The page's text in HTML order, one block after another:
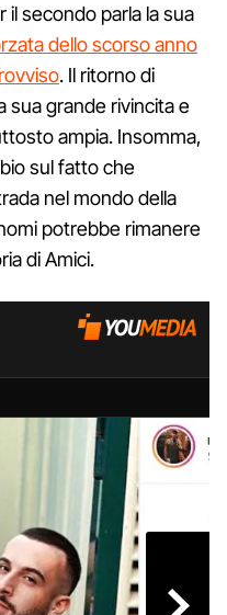
il secondo parla la sua
dello scorso anno
. Il ritorno di
sua grande rivincita e
ampia. Insomma,
sul fatto che
nel mondo della
potrebbe rimanere
di Amici.